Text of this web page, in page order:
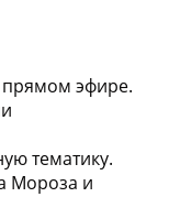
прямом эфире.
тематику.
Мороза и